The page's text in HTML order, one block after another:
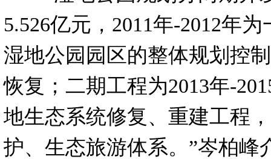
5.526亿元，2011年-2012年
湿地公园园区的整体规划控
恢复；二期工程为2013年-
地生态系统修复、重建工程
护、生态旅游体系。”岑柏峰